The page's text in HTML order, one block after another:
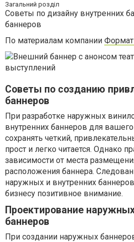
Загальний розділ
Советы по дизайну внутренних
баннеров
По материалам компании Формат
Советы по созданию
баннеров
При разработке наружных
внутренних баннеров для
сохранять четкий,
прост и легко читается. Однако
зависимости от места
расположения баннера.
наружных и внутренних
бизнесу позитивное внимание.
Проектирование
баннеров
При создании наружных